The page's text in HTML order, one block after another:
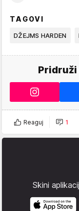
TAGOVI
DŽEJMS HARDEN
Pridruži
Reaguj 1
Skini